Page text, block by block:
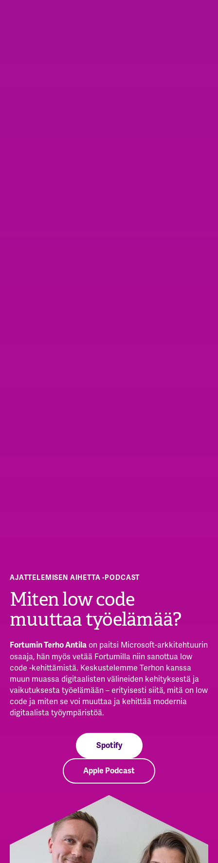
AJATTELEMISEN AIHETTA -PODCAST
Miten low code
muuttaa työelämää?
Fortumin Terho Antila on paitsi Microsoft-arkkitehtuurin
osaaja, hän myös vetää Fortumilla niin sanottua low
code -kehittämistä. Keskustelemme Terhon kanssa
muun muassa digitaalisten välineiden kehityksestä ja
vaikutuksesta työelämään – erityisesti siitä, mitä on low
code ja miten se voi muuttaa ja kehittää modernia
digitaalista työympäristöä.
Spotify
Apple Podcast